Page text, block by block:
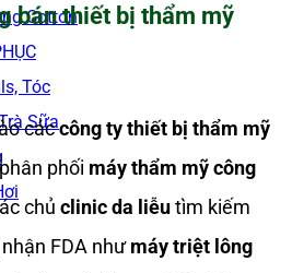
Cotton
Tóc
Sữa
bán thiết bị thẩm mỹ
cáccông ty thiết bị thẩm mỹ
phối máy thẩm mỹ công
chủ clinic da liễutìm kiếm
FDA nhưmáy triệt lông